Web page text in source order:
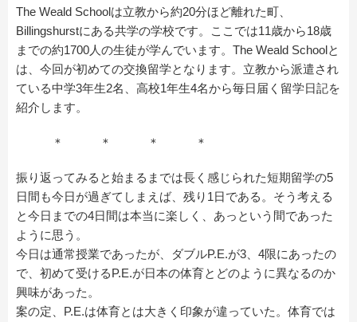
The Weald Schoolは立教から約20分ほど離れた町、
Billingshurstにある共学の学校です。ここでは11歳から18歳
までの約1700人の生徒が学んでいます。The Weald Schoolと
は、今回が初めての交換留学となります。立教から派遣され
ている中学3年生2名、高校1年生4名から毎日届く留学日記を
紹介します。
＊ ＊ ＊ ＊
振り返ってみると始まるまでは長く感じられた短期留学の5
日間も今日が過ぎてしまえば、残り1日である。そう考える
と今日までの4日間は本当に楽しく、あっという間であった
ように思う。
今日は通常授業であったが、ダブルP.E.が3、4限にあったの
で、初めて受けるP.E.が日本の体育とどのように異なるのか
興味があった。
案の定、P.E.は体育とは大きく印象が違っていた。体育では